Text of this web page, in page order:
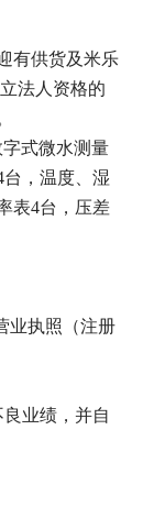
有供货及米乐
法人资格的
字式微水测量
台，温度、湿
表4台，压差
业执照（注册
良业绩，并自